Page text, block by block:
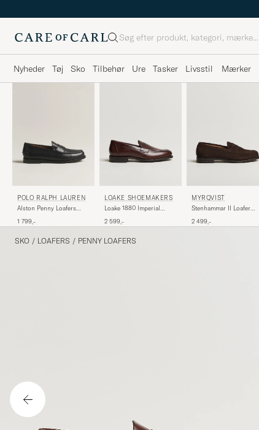
Søg
Nyheder Tøj Sko Tilbehør Ure Tasker Livsstil Mærker
POLO RALPH LAUREN
Alston Penny Loafers
1 799,-
LOAKE SHOEMAKERS
Loake 1880 Imperial
2 599,-
MYRQVIST
Stenhammar II Loafer
2 499,-
SKO / LOAFERS / PENNY LOAFERS